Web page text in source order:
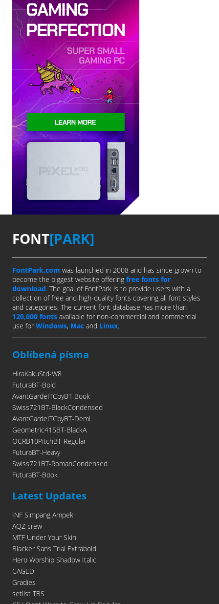
FONT[PARK]
FontPark.com was launched in 2008 and has since grown to
become the biggest website offering free fonts for
download. The goal of FontPark is to provide users with a
collection of free and high-quality fonts covering all font styles
and categories. The current font database has more than
120,000 fonts available for non-commercial and commercial
use for Windows, Mac and Linux.
Oblíbená písma
HiraKakuStd-W8
FuturaBT-Bold
AvantGardeITCbyBT-Book
Swiss721BT-BlackCondensed
AvantGardeITCbyBT-Demi
Geometric415BT-BlackA
OCRB10PitchBT-Regular
FuturaBT-Heavy
Swiss721BT-RomanCondensed
FuturaBT-Book
Latest Updates
INF Simpang Ampek
AQZ crew
MTF Under Your Skin
Blacker Sans Trial Extrabold
Hero Worship Shadow Italic
CAGED
Gradies
setlist TBS